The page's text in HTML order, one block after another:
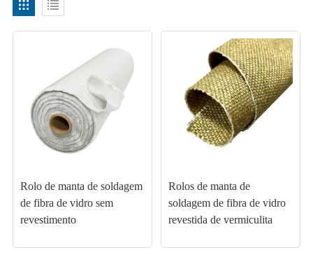
Rolo de manta de soldagem
de fibra de vidro sem
revestimento
Rolos de manta de
soldagem de fibra de vidro
revestida de vermiculita